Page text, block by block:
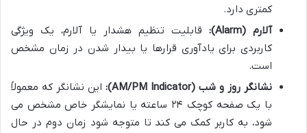
کمتری دارد.
آلارم (Alarm):
قابلیت تنظیم هشدار یا آلارم، یک ویژگی
کاربردی برای یادآوری قرارها یا بیدار شدن در زمان مشخص
است.
نشانگر روز و شب (AM/PM Indicator):
این نشانگر که معمولاً
با یک صفحه کوچک ۲۴ ساعته یا نمایشگر خاص مشخص می
شود، به کاربر کمک می کند تا متوجه شود زمان دوم در حال